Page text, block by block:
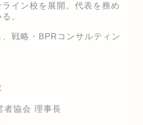
イン校を展開。代表を務め
。
戦略・BPRコンサルティン
者協会 理事長